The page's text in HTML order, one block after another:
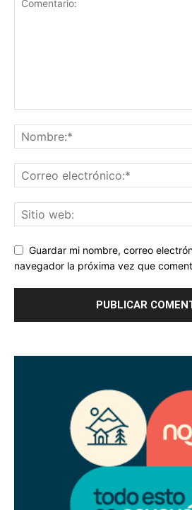
Guardar mi nombre, correo
navegador la próxima vez que